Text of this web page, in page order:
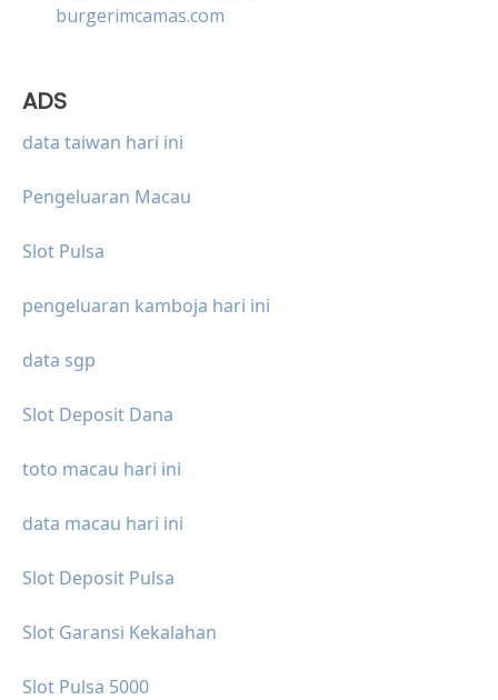
burgerimcamas.com
ADS
data taiwan hari ini
Pengeluaran Macau
Slot Pulsa
pengeluaran kamboja hari ini
data sgp
Slot Deposit Dana
toto macau hari ini
data macau hari ini
Slot Deposit Pulsa
Slot Garansi Kekalahan
Slot Pulsa 5000